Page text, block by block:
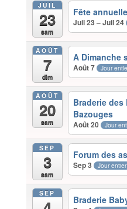
JUIL
23
sam
Fête annuelle
Juil 23 – Juil 24
AOÛT
7
dim
A Dimanche
Août 7 Jour
AOÛT
20
sam
Braderie des
Bazouges
Août 20 Jour
SEP
3
sam
Forum des
Sep 3 Jour entier
SEP
Braderie